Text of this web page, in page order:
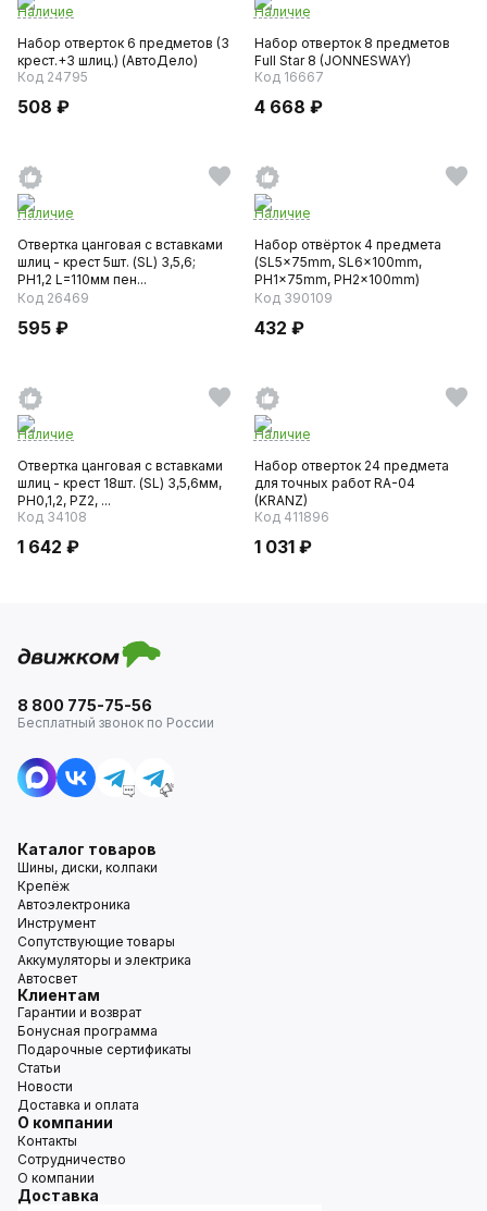
Наличие
Набор отверток 6 предметов (3
крест.+3 шлиц.) (АвтоДело)
Код 24795
508 ₽
Наличие
Набор отверток 8 предметов
Full Star 8 (JONNESWAY)
Код 16667
4 668 ₽
Наличие
Отвертка цанговая с вставками
шлиц - крест 5шт. (SL) 3,5,6;
PH1,2 L=110мм пен...
Код 26469
595 ₽
Наличие
Набор отвёрток 4 предмета
(SL5x75mm, SL6x100mm,
PH1x75mm, PH2x100mm)
блистер...
Код 390109
432 ₽
Наличие
Отвертка цанговая с вставками
шлиц - крест 18шт. (SL) 3,5,6мм,
РН0,1,2, PZ2, ...
Код 34108
1 642 ₽
Наличие
Набор отверток 24 предмета
для точных работ RA-04
(KRANZ)
Код 411896
1 031 ₽
8 800 775-75-56
Бесплатный звонок по России
Каталог товаров
Шины, диски, колпаки
Крепёж
Автоэлектроника
Инструмент
Сопутствующие товары
Аккумуляторы и электрика
Автосвет
Клиентам
Гарантии и возврат
Бонусная программа
Подарочные сертификаты
Статьи
Новости
Доставка и оплата
О компании
Контакты
Сотрудничество
О компании
Доставка